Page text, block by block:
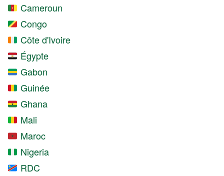
Cameroun
Congo
Côte d'Ivoire
Égypte
Gabon
Guinée
Ghana
Mali
Maroc
Nigeria
RDC